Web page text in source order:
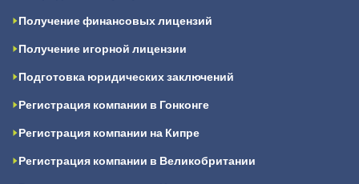
Получение финансовых лицензий
Получение игорной лицензии
Подготовка юридических заключений
Регистрация компании в Гонконге
Регистрация компании на Кипре
Регистрация компании в Великобритании